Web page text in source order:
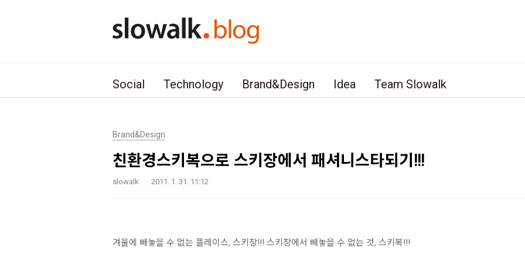
Social Technology Brand&Design Idea Team Slowalk
Brand&Design
친환경스키복으로 스키장에서 패셔니스타되기!!!
slowalk 2011. 1. 31. 11:12
겨울에 빼놓을 수 없는 플레이스, 스키장!!! 스키장에서 빼놓을 수 없는 것, 스키복!!!